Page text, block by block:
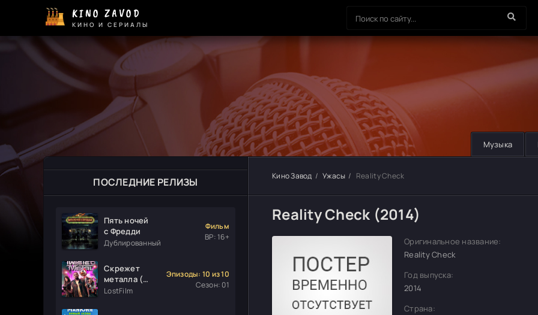
KINO ZAVOD
КИНО И СЕРИАЛЫ
Музыка
ПОСЛЕДНИЕ РЕЛИЗЫ
Пять ночей
с Фредди
Дублированный
Фильм
ВР: 16+
Скрежет
металла (1
сезон)
LostFilm
Эпизоды: 10 из 10
Сезон: 01
Кино Завод Ужасы Reality Check
Reality Check (2014)
Оригинальное название:
Reality Check
Год выпуска:
2014
Страна: